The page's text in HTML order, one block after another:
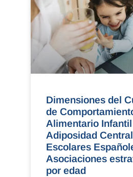
Dimensiones del
de
Alimentario
Adiposidad
Escolares
Asociaciones
por edad